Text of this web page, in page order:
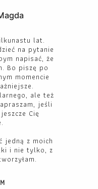
lat.
na pytanie
napisać, że
Bo piszę po
momencie
ale też
jeśli
Cię
jedną z moich
i nie tylko, z